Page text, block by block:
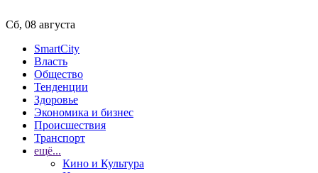
Сб, 08 августа
SmartCity
Власть
Общество
Тенденции
Здоровье
Экономика и бизнес
Происшествия
Транспорт
ещё...
Кино и Культура